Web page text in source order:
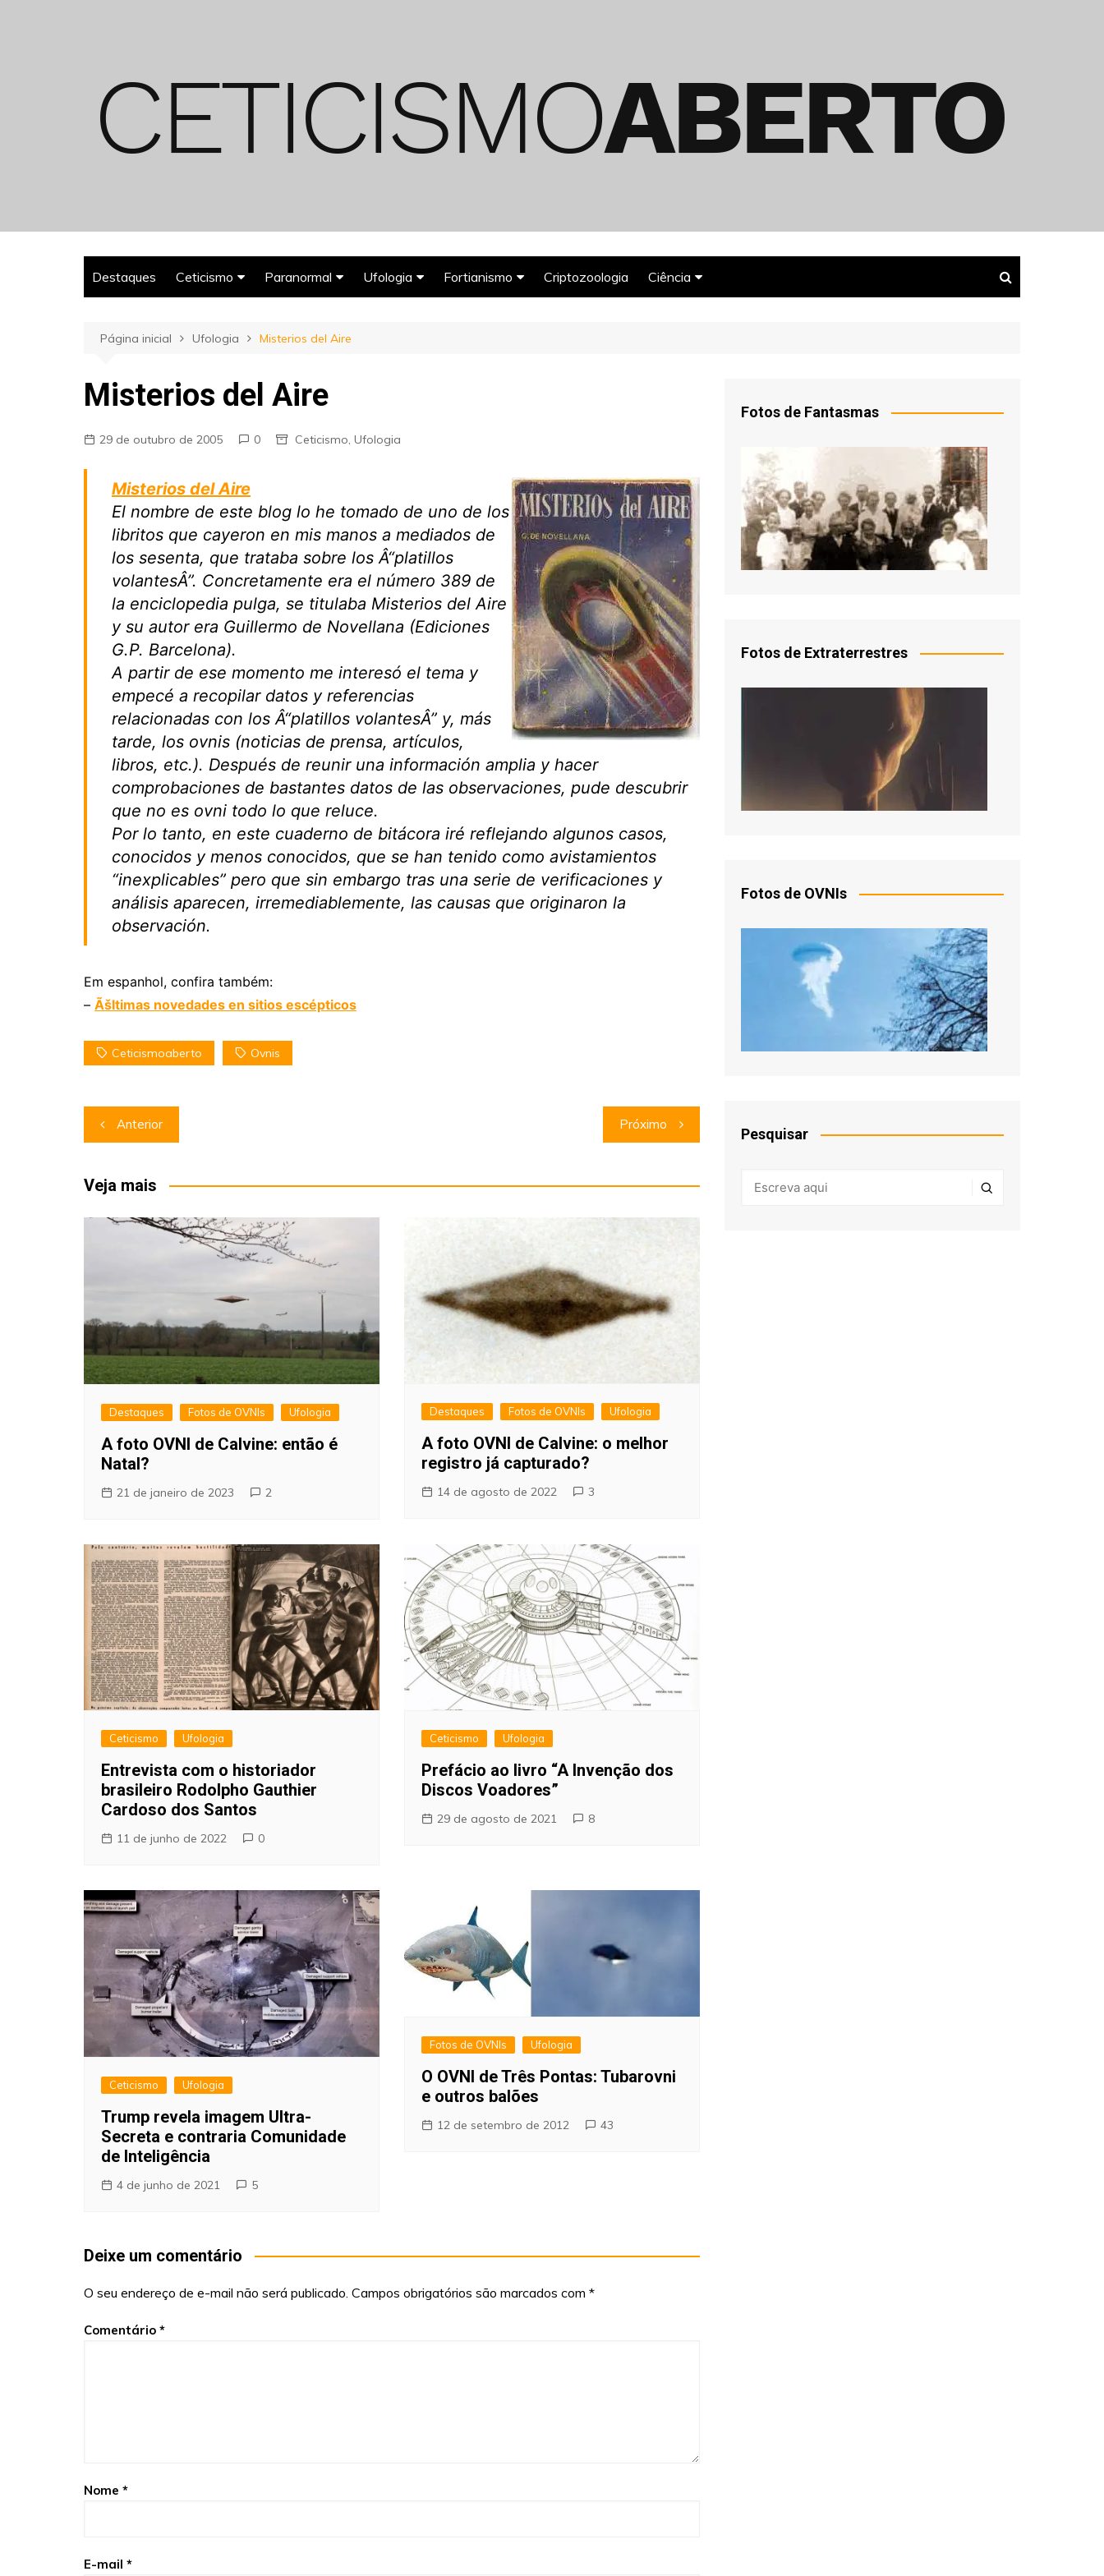
Destaques Ceticismo
Espiritualismo
Pareidolia
Paranormal Ufologia Fortianismo Criptozoologia Ciência
Página inicial Ufologia Misterios del Aire
Misterios del Aire
29 de outubro de 2005 0 Ceticismo, Ufologia
Misterios del Aire
El nombre de este blog lo he tomado de uno de los
libritos que cayeron en mis manos a mediados de
los sesenta, que trataba sobre los Â“platillos
volantesÂ”. Concretamente era el número 389 de
la enciclopedia pulga, se titulaba Misterios del Aire
y su autor era Guillermo de Novellana (Ediciones
G.P. Barcelona).
A partir de ese momento me interesó el tema y
empecé a recopilar datos y referencias
relacionadas con los Â“platillos volantesÂ” y, más
tarde, los ovnis (noticias de prensa, artículos,
libros, etc.). Después de reunir una información amplia y hacer
comprobaciones de bastantes datos de las observaciones, pude descubrir
que no es ovni todo lo que reluce.
Por lo tanto, en este cuaderno de bitácora iré reflejando algunos casos,
conocidos y menos conocidos, que se han tenido como avistamientos
“inexplicables” pero que sin embargo tras una serie de verificaciones y
análisis aparecen, irremediablemente, las causas que originaron la
observación.
Em espanhol, confira também:
– Ãšltimas novedades en sitios escépticos
Ceticismoaberto Ovnis
Navegação
de
Post
Anterior Próximo
Veja mais
Destaques Fotos de OVNIs Ufologia
A foto OVNI de Calvine: então é
Natal?
21 de janeiro de 2023 2
Destaques Fotos de OVNIs Ufologia
A foto OVNI de Calvine: o melhor
registro já capturado?
14 de agosto de 2022 3
Ceticismo Ufologia
Entrevista com o historiador
brasileiro Rodolpho Gauthier
Cardoso dos Santos
11 de junho de 2022 0
Ceticismo Ufologia
Prefácio ao livro “A Invenção dos
Discos Voadores”
29 de agosto de 2021 8
Ceticismo Ufologia
Trump revela imagem Ultra-
Secreta e contraria Comunidade
de Inteligência
4 de junho de 2021 5
Fotos de OVNIs Ufologia
O OVNI de Três Pontas: Tubarovni
e outros balões
12 de setembro de 2012 43
Deixe um comentário
O seu endereço de e-mail não será publicado. Campos obrigatórios são marcados com *
Comentário *
Nome *
E-mail *
Fotos de Fantasmas
Fotos de Extraterrestres
Fotos de OVNIs
Pesquisar